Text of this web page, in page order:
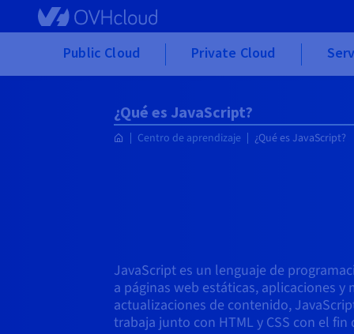
Skip to main content
Public Cloud Private Cloud
¿Qué es JavaScript?
Centro de aprendizaje ¿Qué es JavaScript?
JavaScript es un lenguaje de
a páginas web estáticas, aplicaciones
actualizaciones de contenido,
trabaja junto con HTML y CSS con el